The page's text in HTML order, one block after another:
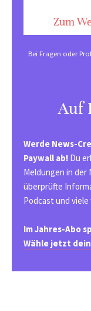
Zum
Bei Fragen oder
Auf
Werde News-
Paywall ab! Du
Meldungen in der
überprüfte
Podcast und
Im Jahres-Abo
Wähle jetzt